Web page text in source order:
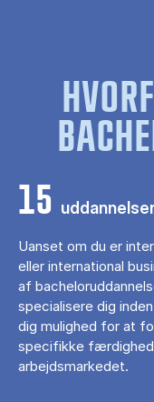
15 uddannelser
Uanset om du er
eller international
af
specialisere dig
dig mulighed for at
specifikke
arbejdsmarkedet.